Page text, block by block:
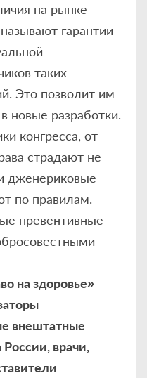
на рынке
гарантии
таких
Это позволит им
новые разработки.
конгресса, от
страдают не
дженериковые
по правилам.
превентивные
на здоровье»
внештатные
врачи,